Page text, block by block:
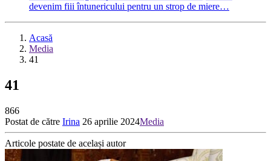
devenim fiii întunericului pentru un strop de miere…
Acasă
Media
41
41
866
Postat de către Irina 26 aprilie 2024Media
Articole postate de același autor